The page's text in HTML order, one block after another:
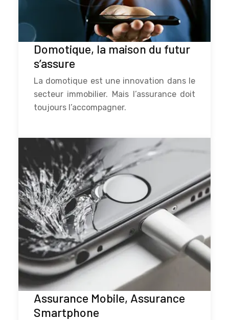
Domotique, la maison du futur
s’assure
La domotique est une innovation dans le
secteur immobilier. Mais l’assurance doit
toujours l’accompagner.
Assurance Mobile, Assurance
Smartphone